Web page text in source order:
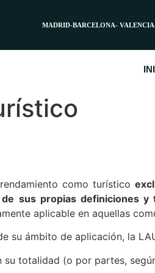
MADRID-BARCELONA-
como turístico
sus propias definiciones y
aplicable en aquellas
su ámbito de aplicación, la
su totalidad (o por partes,